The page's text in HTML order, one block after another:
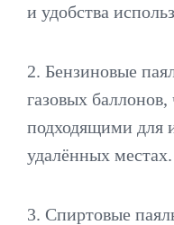
и удобства
2. Бензиновые
газовых баллонов,
подходящими для
удалённых местах.
3. Спиртовые